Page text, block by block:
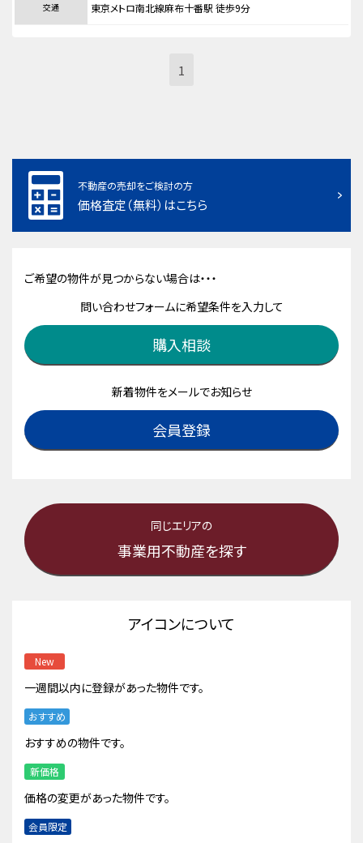
交通 東京メトロ南北線麻布十番駅 徒歩9分
1
不動産の売却をご検討の方
価格査定（無料）はこちら
ご希望の物件が見つからない場合は・・・
問い合わせフォームに希望条件を入力して
購入相談
新着物件をメールでお知らせ
会員登録
同じエリアの
事業用不動産を探す
アイコンについて
New
一週間以内に登録があった物件です。
おすすめ
おすすめの物件です。
新価格
価格の変更があった物件です。
会員限定